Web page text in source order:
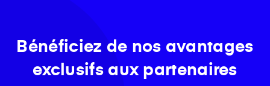
Bénéficiez de nos avantages
exclusifs aux partenaires